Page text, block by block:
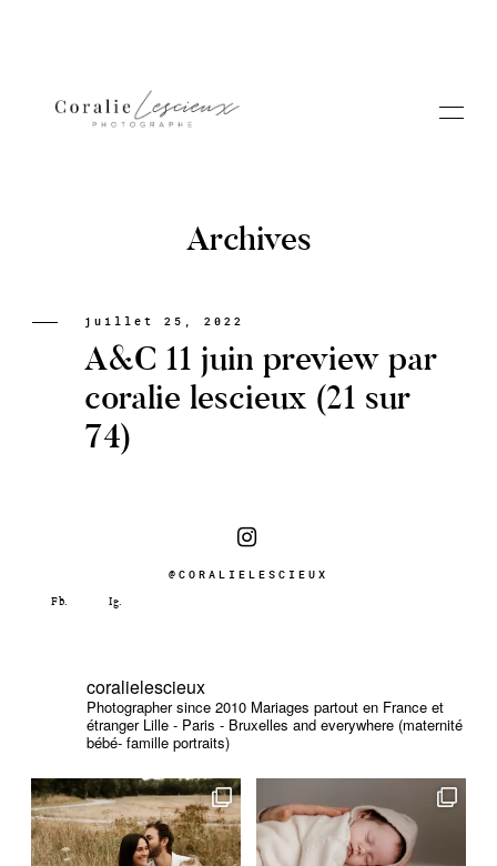
Portfolio
A PROPOS CORALIE
Archives
juillet 25, 2022
A&C 11 juin preview par
coralie lescieux (21 sur
74)
@CORALIELESCIEUX
coralielescieux
Photographer since 2010 Mariages partout en France et
étranger Lille - Paris - Bruxelles and everywhere (maternité
bébé- famille portraits)